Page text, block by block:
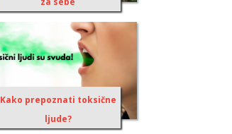
Kako prepoznati toksične
ljude?